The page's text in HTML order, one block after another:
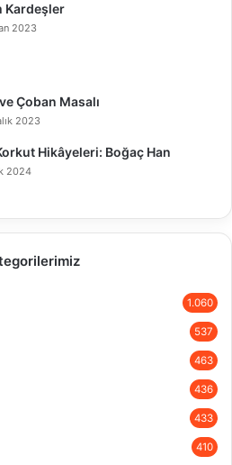
Kardeşler
2023
Çoban Masalı
2023
Hikâyeleri: Boğaç Han
2024
1.060
537
463
436
433
410